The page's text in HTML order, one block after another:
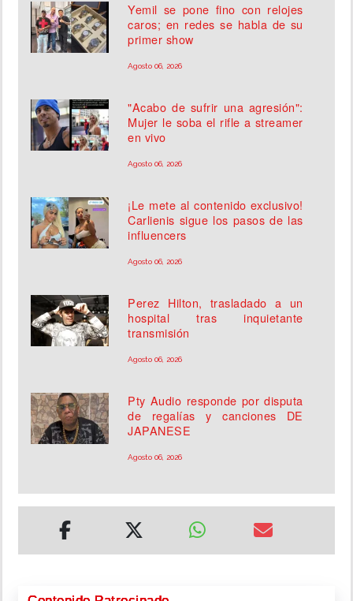
Yemil se pone fino con relojes
caros; en redes se habla de su
primer show
Agosto 06, 2026
"Acabo de sufrir una agresión":
Mujer le soba el rifle a streamer
en vivo
Agosto 06, 2026
¡Le mete al contenido exclusivo!
Carlienis sigue los pasos de las
influencers
Agosto 06, 2026
Perez Hilton, trasladado a un
hospital tras inquietante
transmisión
Agosto 06, 2026
Pty Audio responde por disputa
de regalías y canciones DE
JAPANESE
Agosto 06, 2026